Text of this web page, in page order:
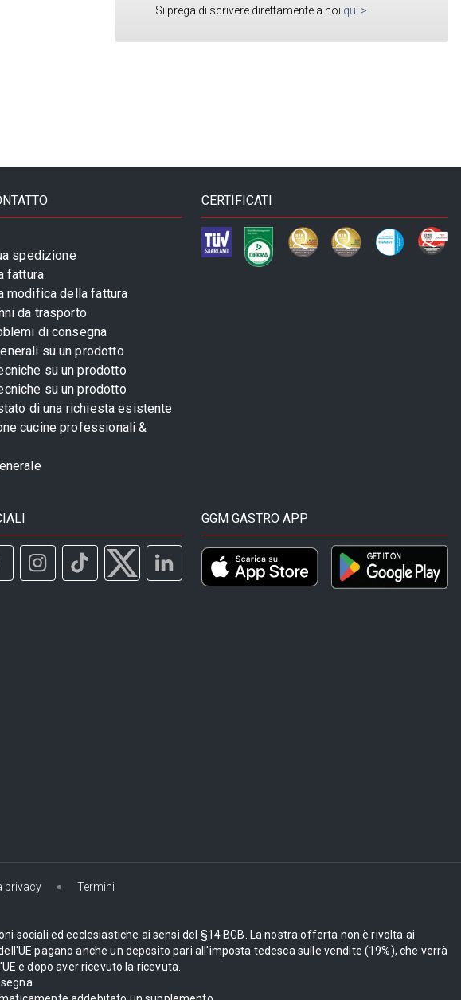
Si prega di scrivere direttamente a noi qui >
spedizione
fattura
modifica della fattura
da trasporto
di consegna
su un prodotto
su un prodotto
su un prodotto
di una richiesta esistente
cucine professionali &
CERTIFICATI
GGM GASTRO APP
privacy Termini
sociali ed ecclesiastiche ai sensi del §14 BGB. La nostra offerta non è rivolta ai
pagano anche un deposito pari all'imposta tedesca sulle vendite (19%), che verrà
e dopo aver ricevuto la ricevuta.